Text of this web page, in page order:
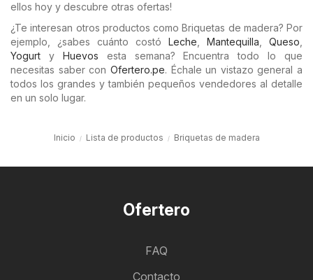
ellos hoy y descubre otras ofertas!
¿Te interesan otros productos como Briquetas de madera? Por
ejemplo, ¿sabes cuánto costó Leche Mantequilla Queso
Yogurt y Huevos esta semana? Encuentra todo lo que
necesitas saber con Ofertero.pe. Échale un vistazo general a
todos los grandes y también pequeños vendedores al detalle
en un solo lugar.
Inicio Lista de productos Briquetas de madera
Ofertero
FAQ
Contacto